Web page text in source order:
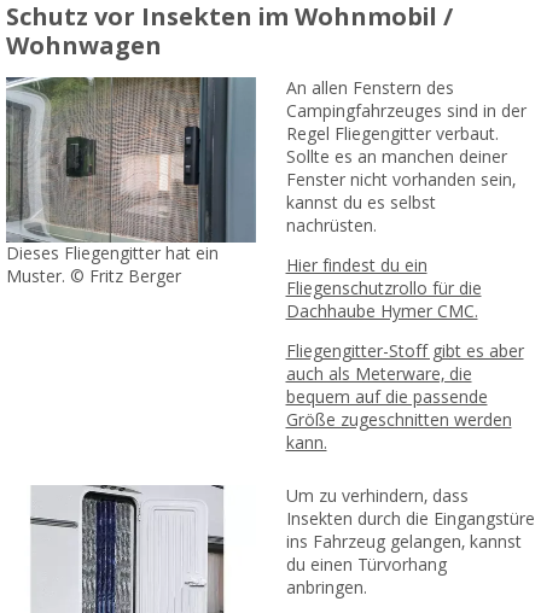
Schutz vor Insekten im Wohnmobil /
Wohnwagen
Dieses Fliegengitter hat ein
Muster. © Fritz Berger
An allen Fenstern des
Campingfahrzeuges sind in der
Regel Fliegengitter verbaut.
Sollte es an manchen deiner
Fenster nicht vorhanden sein,
kannst du es selbst
nachrüsten.
Hier findest du ein
Fliegenschutzrollo für die
Dachhaube Hymer CMC.
Fliegengitter-Stoff gibt es aber
auch als Meterware, die
bequem auf die passende
Größe zugeschnitten werden
kann.
Um zu verhindern, dass
Insekten durch die Eingangstüre
ins Fahrzeug gelangen, kannst
du einen Türvorhang
anbringen.